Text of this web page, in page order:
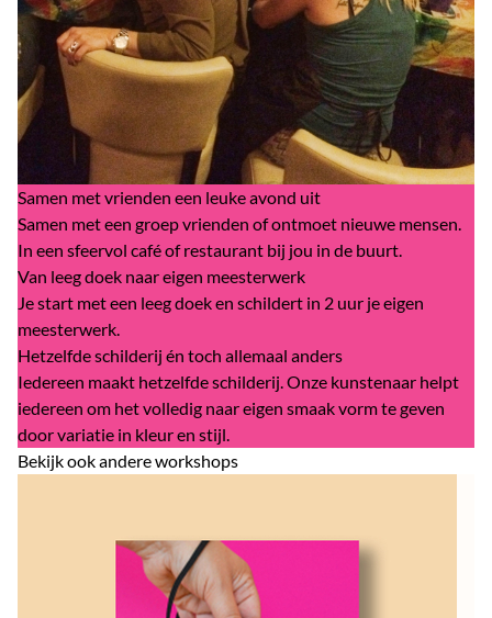
Samen met vrienden een leuke avond uit
Samen met een groep vrienden of ontmoet nieuwe mensen.
In een sfeervol café of restaurant bij jou in de buurt.
Van leeg doek naar eigen meesterwerk
Je start met een leeg doek en schildert in 2 uur je eigen
meesterwerk.
Hetzelfde schilderij én toch allemaal anders
Iedereen maakt hetzelfde schilderij. Onze kunstenaar helpt
iedereen om het volledig naar eigen smaak vorm te geven
door variatie in kleur en stijl.
Bekijk ook andere workshops